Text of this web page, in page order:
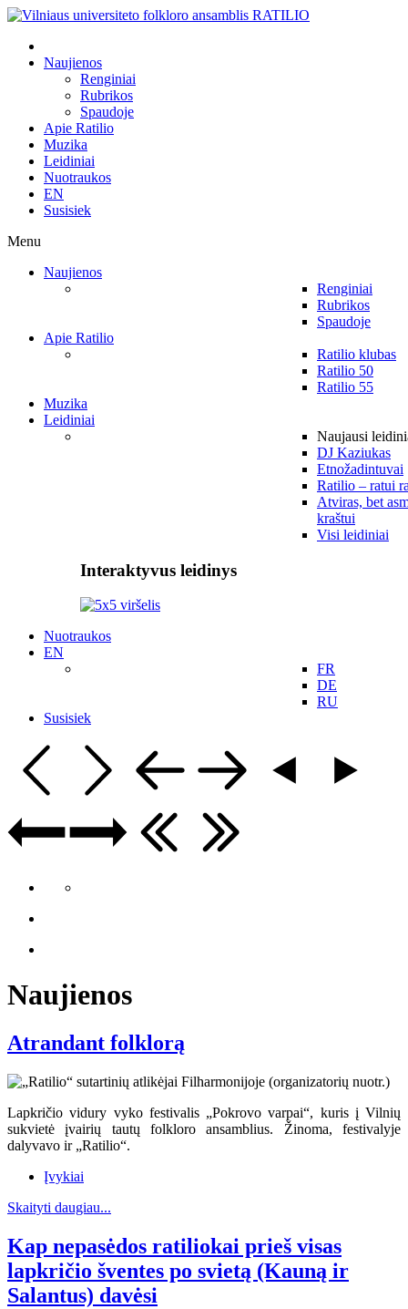
Naujienos
Renginiai
Rubrikos
Spaudoje
Apie Ratilio
Muzika
Leidiniai
Nuotraukos
EN
Susisiek
Menu
Naujienos
Renginiai
Rubrikos
Spaudoje
Apie Ratilio
Ratilio klubas
Ratilio 50
Ratilio 55
Muzika
Leidiniai
Naujausi
DJ Kaziukas
Etnožadintuvai
Ratilio – ratui
Atviras, bet
kraštui
Visi leidiniai
Interaktyvus leidinys
Nuotraukos
EN
FR
DE
RU
Susisiek
Naujienos
Atrandant folklorą
Lapkričio vidury vyko festivalis „Pokrovo varpai“, kuris į Vilnių
sukvietė įvairių tautų folkloro ansamblius. Žinoma, festivalyje
dalyvavo ir „Ratilio“.
Įvykiai
Skaityti daugiau...
Kap nepasėdos ratiliokai prieš visas
lapkričio šventes po svietą (Kauną ir
Salantus) davėsi